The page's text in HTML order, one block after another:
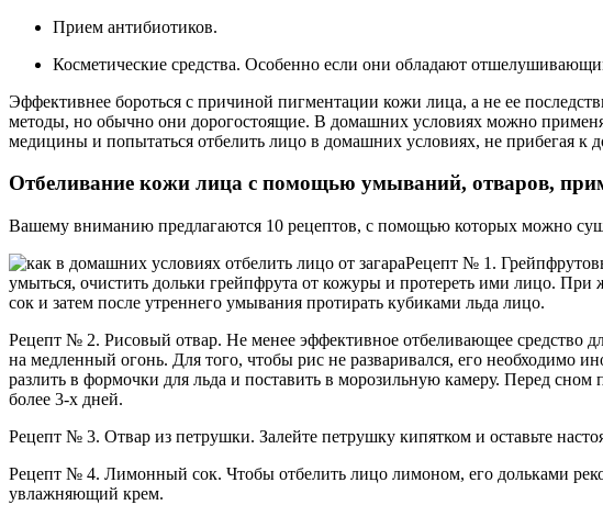
Прием антибиотиков.
Косметические средства. Особенно если они обладают
Эффективнее бороться с причиной пигментации кожи лица, а не ее
методы, но обычно они дорогостоящие. В домашних условиях можно
медицины и попытаться отбелить лицо в домашних условиях, не прибегая к
Отбеливание кожи лица с помощью умываний, отваров,
Вашему вниманию предлагаются 10 рецептов, с помощью которых можно
Рецепт № 1.
умыться, очистить дольки грейпфрута от кожуры и протереть ими лицо.
сок и затем после утреннего умывания протирать кубиками льда лицо.
Рецепт № 2. Рисовый отвар. Не менее эффективное отбеливающее средство
на медленный огонь. Для того, чтобы рис не разваривался, его необходимо
разлить в формочки для льда и поставить в морозильную камеру. Перед
более 3-х дней.
Рецепт № 3. Отвар из петрушки. Залейте петрушку кипятком и оставьте
Рецепт № 4. Лимонный сок. Чтобы отбелить лицо лимоном, его дольками
увлажняющий крем.